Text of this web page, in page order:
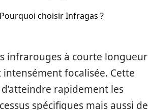
Pourquoi choisir Infragas ?
infrarouges à courte longueur
focalisée. Cette
rapidement les
spécifiques mais aussi